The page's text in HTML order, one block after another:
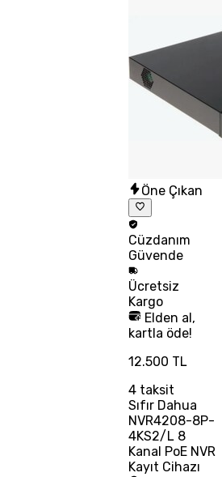
Öne Çıkan
Cüzdanım
Güvende
Ücretsiz
Kargo
Elden al,
kartla öde!
12.500 TL
4taksit
Sıfır Dahua
NVR4208-8P-
4KS2/L 8
Kanal PoE NVR
Kayıt Cihazı